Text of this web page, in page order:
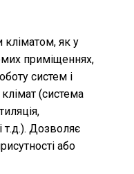
кліматом, як у
приміщеннях,
систем і
(система
т.д.). Дозволяє
або